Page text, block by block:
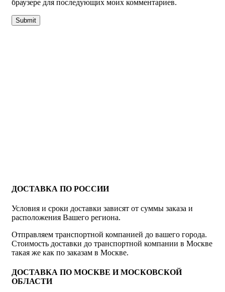
браузере для последующих моих комментариев.
ДОСТАВКА ПО РОССИИ
Условия и сроки доставки зависят от суммы заказа и
расположения Вашего региона.
Отправляем транспортной компанией до вашего города.
Стоимость доставки до транспортной компании в Москве
такая же как по заказам в Москве.
ДОСТАВКА ПО МОСКВЕ И МОСКОВСКОЙ
ОБЛАСТИ